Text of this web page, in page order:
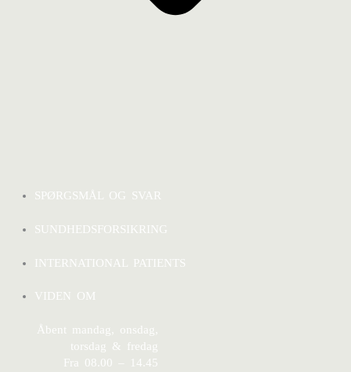
SPØRGSMÅL OG SVAR
SUNDHEDSFORSIKRING
INTERNATIONAL PATIENTS
VIDEN OM
Åbent mandag, onsdag,
torsdag & fredag
Fra 08.00 – 14.45